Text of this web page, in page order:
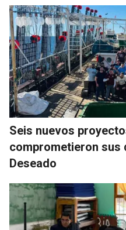
Seis nuevos
comprometieron sus
Deseado